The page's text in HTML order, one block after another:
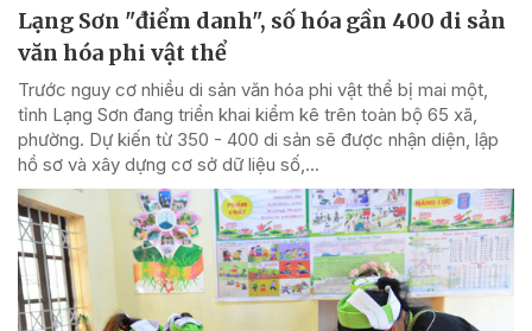
Lạng Sơn "điểm danh", số hóa gần 400 di sản
văn hóa phi vật thể
Trước nguy cơ nhiều di sản văn hóa phi vật thể bị mai một,
tỉnh Lạng Sơn đang triển khai kiểm kê trên toàn bộ 65 xã,
phường. Dự kiến từ 350 - 400 di sản sẽ được nhận diện, lập
hồ sơ và xây dựng cơ sở dữ liệu số,...